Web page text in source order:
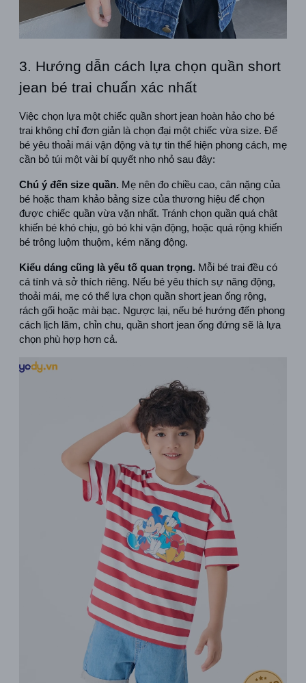
3. Hướng dẫn cách lựa chọn quần short
jean bé trai chuẩn xác nhất
Việc chọn lựa một chiếc quần short jean hoàn hảo cho bé
trai không chỉ đơn giản là chọn đại một chiếc vừa size. Để
bé yêu thoải mái vận động và tự tin thể hiện phong cách, mẹ
cần bỏ túi một vài bí quyết nho nhỏ sau đây:
Chú ý đến size quần. Mẹ nên đo chiều cao, cân nặng của
bé hoặc tham khảo bảng size của thương hiệu để chọn
được chiếc quần vừa vặn nhất. Tránh chọn quần quá chật
khiến bé khó chịu, gò bó khi vận động, hoặc quá rộng khiến
bé trông luộm thuộm, kém năng động.
Kiểu dáng cũng là yếu tố quan trọng. Mỗi bé trai đều có
cá tính và sở thích riêng. Nếu bé yêu thích sự năng động,
thoải mái, mẹ có thể lựa chọn quần short jean ống rộng,
rách gối hoặc mài bạc. Ngược lại, nếu bé hướng đến phong
cách lịch lãm, chỉn chu, quần short jean ống đứng sẽ là lựa
chọn phù hợp hơn cả.